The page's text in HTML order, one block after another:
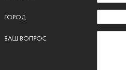
ГОРОД
ВАШ ВОПРОС